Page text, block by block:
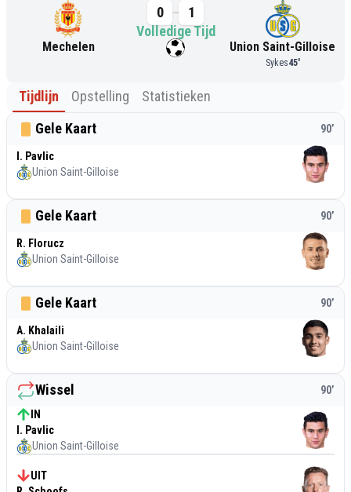
Mechelen
0
1
Volledige Tijd
Union Saint-Gilloise
Sykes45'
Tijdlijn Opstelling
Statistieken
Gele Kaart
90’
I. Pavlic
Union Saint-Gilloise
Gele Kaart 90’
R. Florucz
Union Saint-Gilloise
Gele Kaart 90’
A. Khalaili
Union Saint-Gilloise
Wissel 90’
IN
I. Pavlic
Union Saint-Gilloise
UIT